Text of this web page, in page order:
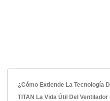
¿Cómo Extiende La Tecnología
TITAN La Vida Útil Del